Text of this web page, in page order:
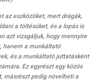
az eszközöket, mert drágák,
a töltésüket, és a lopás is
azt vizsgáljuk, hogy mennyire
hanem a munkáltató
és a munkáltató juttatásként
Ez egyrészt egy közös
másrészt pedig növelheti a